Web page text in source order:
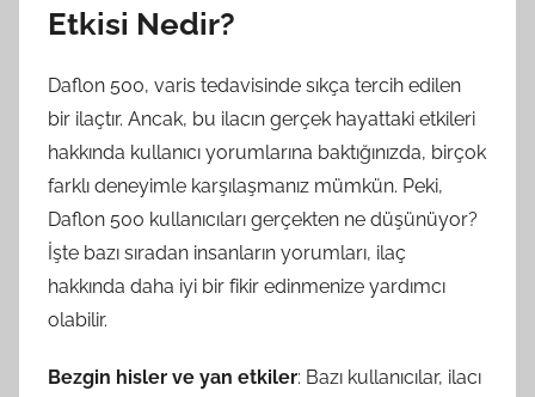
Etkisi Nedir?
Daflon 500, varis tedavisinde sıkça tercih edilen
bir ilaçtır. Ancak, bu ilacın gerçek hayattaki etkileri
hakkında kullanıcı yorumlarına baktığınızda, birçok
farklı deneyimle karşılaşmanız mümkün. Peki,
Daflon 500 kullanıcıları gerçekten ne düşünüyor?
İşte bazı sıradan insanların yorumları, ilaç
hakkında daha iyi bir fikir edinmenize yardımcı
olabilir.
Bezgin hisler ve yan etkiler: Bazı kullanıcılar, ilacı